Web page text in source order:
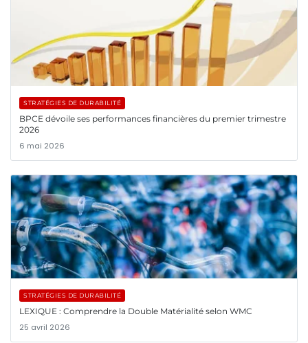
STRATÉGIES DE DURABILITÉ
BPCE dévoile ses performances financières du premier trimestre
2026
6 mai 2026
STRATÉGIES DE DURABILITÉ
LEXIQUE : Comprendre la Double Matérialité selon WMC
25 avril 2026